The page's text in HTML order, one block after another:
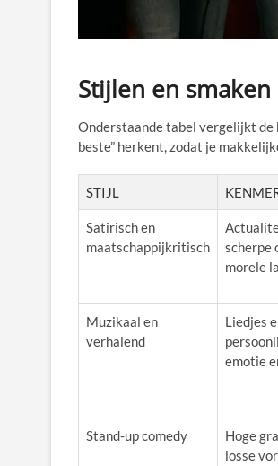
Stijlen en
Onderstaande tabel vergelijkt de
beste” herkent, zodat je
STIJL
Satirisch en
maatschappijkritisch
scherpe
morele
Muzikaal en
verhalend
Liedjes
emotie
Stand-up comedy
Hoge
losse